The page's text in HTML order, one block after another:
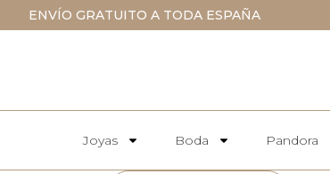
ENVÍO GRATUITO A TODA ESPAÑA
Joyas Boda Pandora